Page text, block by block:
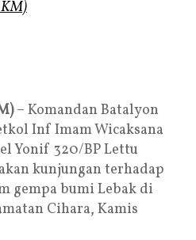
– Komandan Batalyon
Inf Imam Wicaksana
Yonif 320/BP Lettu
kunjungan terhadap
gempa bumi Lebak di
Cihara, Kamis